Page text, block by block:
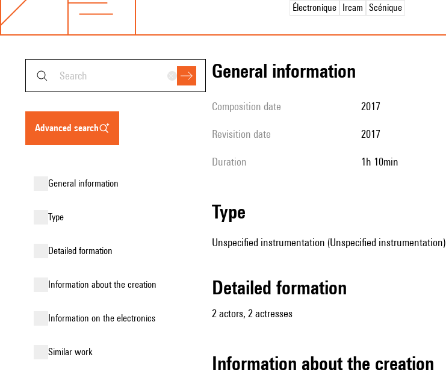
Électronique Ircam Scénique
advanced search
general information
type
detailed formation
information about the creation
Information on the electronics
similar work
general information
composition date 2017
revisition date 2017
duration 1h 10min
type
Unspecified instrumentation (Unspecified instrumentation)
detailed formation
2 actors, 2 actresses
information about the creation